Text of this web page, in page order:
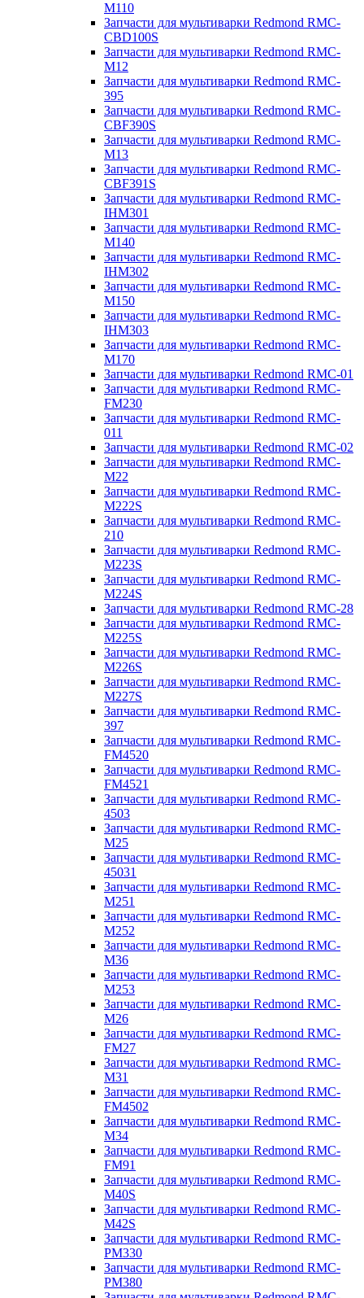
M110
Запчасти для мультиварки Redmond RMC-
CBD100S
Запчасти для мультиварки Redmond RMC-
M12
Запчасти для мультиварки Redmond RMC-
395
Запчасти для мультиварки Redmond RMC-
CBF390S
Запчасти для мультиварки Redmond RMC-
M13
Запчасти для мультиварки Redmond RMC-
CBF391S
Запчасти для мультиварки Redmond RMC-
IHM301
Запчасти для мультиварки Redmond RMC-
M140
Запчасти для мультиварки Redmond RMC-
IHM302
Запчасти для мультиварки Redmond RMC-
M150
Запчасти для мультиварки Redmond RMC-
IHM303
Запчасти для мультиварки Redmond RMC-
M170
Запчасти для мультиварки Redmond RMC-01
Запчасти для мультиварки Redmond RMC-
FM230
Запчасти для мультиварки Redmond RMC-
011
Запчасти для мультиварки Redmond RMC-02
Запчасти для мультиварки Redmond RMC-
M22
Запчасти для мультиварки Redmond RMC-
M222S
Запчасти для мультиварки Redmond RMC-
210
Запчасти для мультиварки Redmond RMC-
M223S
Запчасти для мультиварки Redmond RMC-
M224S
Запчасти для мультиварки Redmond RMC-28
Запчасти для мультиварки Redmond RMC-
M225S
Запчасти для мультиварки Redmond RMC-
M226S
Запчасти для мультиварки Redmond RMC-
M227S
Запчасти для мультиварки Redmond RMC-
397
Запчасти для мультиварки Redmond RMC-
FM4520
Запчасти для мультиварки Redmond RMC-
FM4521
Запчасти для мультиварки Redmond RMC-
4503
Запчасти для мультиварки Redmond RMC-
M25
Запчасти для мультиварки Redmond RMC-
45031
Запчасти для мультиварки Redmond RMC-
M251
Запчасти для мультиварки Redmond RMC-
M252
Запчасти для мультиварки Redmond RMC-
M36
Запчасти для мультиварки Redmond RMC-
M253
Запчасти для мультиварки Redmond RMC-
M26
Запчасти для мультиварки Redmond RMC-
FM27
Запчасти для мультиварки Redmond RMC-
M31
Запчасти для мультиварки Redmond RMC-
FM4502
Запчасти для мультиварки Redmond RMC-
M34
Запчасти для мультиварки Redmond RMC-
FM91
Запчасти для мультиварки Redmond RMC-
M40S
Запчасти для мультиварки Redmond RMC-
M42S
Запчасти для мультиварки Redmond RMC-
PM330
Запчасти для мультиварки Redmond RMC-
PM380